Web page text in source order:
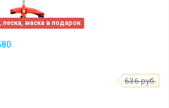
леска, маска в подарок
636 руб.